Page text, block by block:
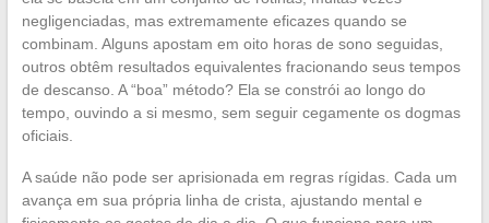
negligenciadas, mas extremamente eficazes quando se
combinam. Alguns apostam em oito horas de sono seguidas,
outros obtêm resultados equivalentes fracionando seus tempos
de descanso. A “boa” método? Ela se constrói ao longo do
tempo, ouvindo a si mesmo, sem seguir cegamente os dogmas
oficiais.
A saúde não pode ser aprisionada em regras rígidas. Cada um
avança em sua própria linha de crista, ajustando mental e